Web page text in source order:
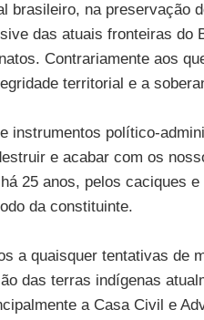
brasileiro, na preservação
das atuais fronteiras do
Contrariamente aos
territorial e a
instrumentos político-
e acabar com os
25 anos, pelos caciques e
da constituinte.
a quaisquer tentativas de
das terras indígenas
a Casa Civil e